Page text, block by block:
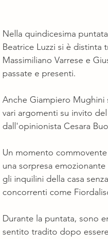
Nella quindicesima
Beatrice Luzzi si è
Massimiliano Varrese e
passate e presenti.
Anche Giampiero
vari argomenti su invito
dall'opinionista Cesara
Un momento
una sorpresa
gli inquilini della casa
concorrenti come
Durante la puntata, sono
sentito tradito dopo